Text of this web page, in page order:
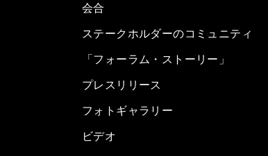
会合
ステークホルダーのコミュニティ
「フォーラム・ストーリー」
プレスリリース
フォトギャラリー
ビデオ